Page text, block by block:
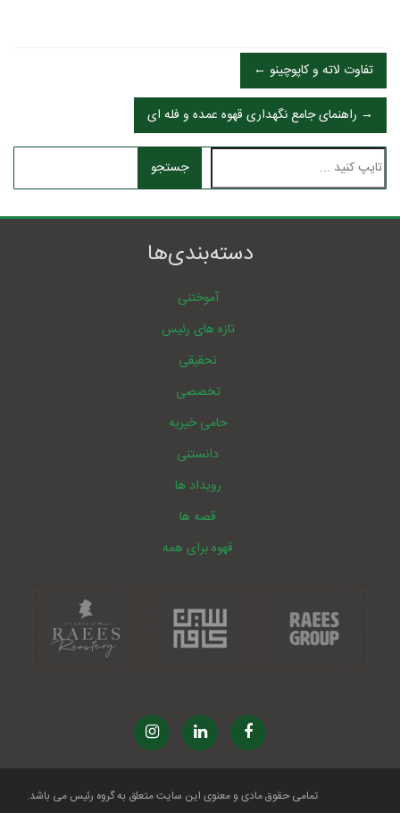
← تفاوت لاته و کاپوچینو
راھنمای جامع نگھداری قھوه عمده و فله ای →
جستجو
دسته‌بندی‌ها
آموختنی
تازه های رئیس
تحقیقی
تخصصی
حامی خیریه
دانستنی
رویداد ها
قصه ها
قهوه برای همه
تمامی حقوق مادی و معنوی این سایت متعلق به گروه رئیس می باشد.